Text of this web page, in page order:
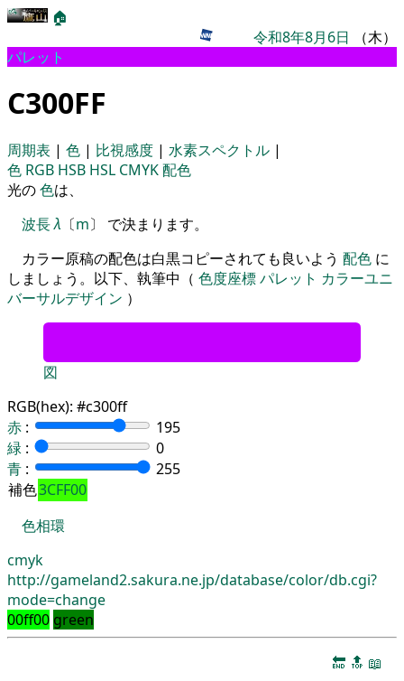
🏠
令和8年8月6日 （木）
パレット
C300FF
周期表 | 色 | 比視感度 | 水素スペクトル |
色 RGB HSB HSL CMYK配色
光の色は、
波長λ 〔m〕 で決まります。
カラー原稿の配色は白黒コピーされても良いよう 配色 に
しましょう。以下、執筆中（ 色度座標パレット カラーユニ
バーサルデザイン ）
図
RGB(hex): #c300ff
赤 :
195
緑 :
0
青 :
255
補色3CFF00
色相環
cmyk
http://gameland2.sakura.ne.jp/database/color/db.cgi?
mode=change
00ff00 green
🔚 🔝 📖